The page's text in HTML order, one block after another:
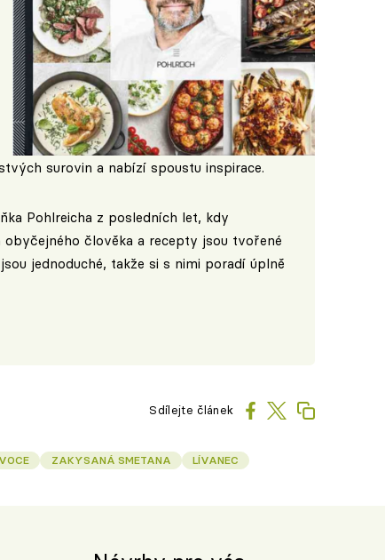
surovin a nabízí spoustu inspirace.
Pohlreicha z posledních let, kdy
člověka a recepty jsou tvořené
jednoduché, takže si s nimi poradí úplně
Sdílejte článek
ZAKYSANÁ SMETANA LÍVANEC